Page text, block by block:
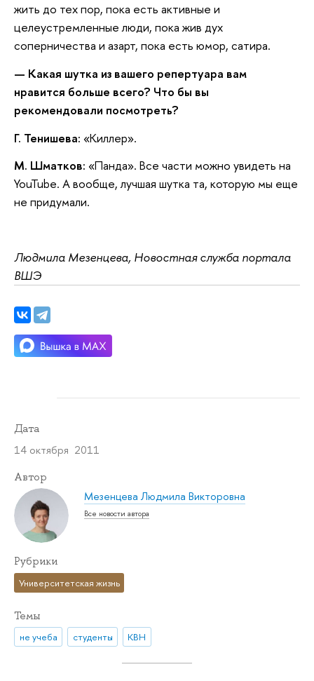
жить до тех пор, пока есть активные и
целеустремленные люди, пока жив дух
соперничества и азарт, пока есть юмор, сатира.
— Какая шутка из вашего репертуара вам
нравится больше всего? Что бы вы
рекомендовали посмотреть?
Г. Тенишева: «Киллер».
М. Шматков: «Панда». Все части можно увидеть на
YouTube. А вообще, лучшая шутка та, которую мы еще
не придумали.
Людмила Мезенцева, Новостная служба портала
ВШЭ
Дата
14 октября 2011
Автор
Мезенцева Людмила Викторовна
Все новости автора
Рубрики
Университетская жизнь
Темы
не учеба студенты КВН